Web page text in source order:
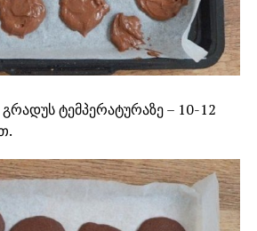
ტემპერატურაზე – 10-12